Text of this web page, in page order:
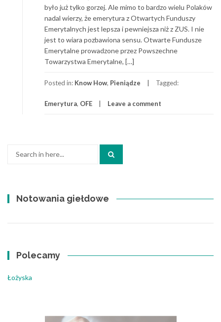
było już tylko gorzej. Ale mimo to bardzo wielu Polaków
nadal wierzy, że emerytura z Otwartych Funduszy
Emerytalnych jest lepsza i pewniejsza niż z ZUS. I nie
jest to wiara pozbawiona sensu. Otwarte Fundusze
Emerytalne prowadzone przez Powszechne
Towarzystwa Emerytalne, […]
Posted in: Know How, Pieniądze Tagged:
Emerytura, OFE Leave a comment
Search
Notowania giełdowe
Polecamy
Łożyska